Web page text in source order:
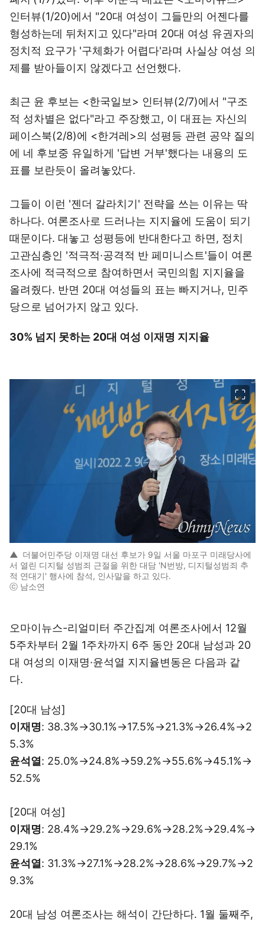
인터뷰(1/20)에서 "20대 여성이 그들만의 어젠다를
형성하는데 뒤처지고 있다"라며 20대 여성 유권자의
정치적 요구가 '구체화가 어렵다'라며 사실상 여성 의
제를 받아들이지 않겠다고 선언했다.
최근 윤 후보는 <한국일보> 인터뷰(2/7)에서 "구조
적 성차별은 없다"라고 주장했고, 이 대표는 자신의
페이스북(2/8)에 <한겨레>의 성평등 관련 공약 질의
에 네 후보중 유일하게 '답변 거부'했다는 내용의 도
표를 보란듯이 올려놓았다.
그들이 이런 '젠더 갈라치기' 전략을 쓰는 이유는 딱
하나다. 여론조사로 드러나는 지지율에 도움이 되기
때문이다. 대놓고 성평등에 반대한다고 하면, 정치
고관심층인 '적극적·공격적 반 페미니스트'들이 여론
조사에 적극적으로 참여하면서 국민의힘 지지율을
올려줬다. 반면 20대 여성들의 표는 빠지거나, 민주
당으로 넘어가지 않고 있다.
30% 넘지 못하는 20대 여성 이재명 지지율
▲ 더불어민주당 이재명 대선 후보가 9일 서울 마포구 미래당사에
서 열린 디지털 성범죄 근절을 위한 대담 'N번방, 디지털성범죄 추
적 연대기' 행사에 참석, 인사말을 하고 있다.
ⓒ 남소연
오마이뉴스-리얼미터 주간집계 여론조사에서 12월
5주차부터 2월 1주차까지 6주 동안 20대 남성과 20
대 여성의 이재명·윤석열 지지율변동은 다음과 같
다.
[20대 남성]
이재명: 38.3%→30.1%→17.5%→21.3%→26.4%→2
5.3%
윤석열 : 25.0%→24.8%→59.2%→55.6%→45.1%→
52.5%
[20대 여성]
이재명: 28.4%→29.2%→29.6%→28.2%→29.4%→
29.1%
윤석열 : 31.3%→27.1%→28.2%→28.6%→29.7%→2
9.3%
20대 남성 여론조사는 해석이 간단하다. 1월 둘째주,